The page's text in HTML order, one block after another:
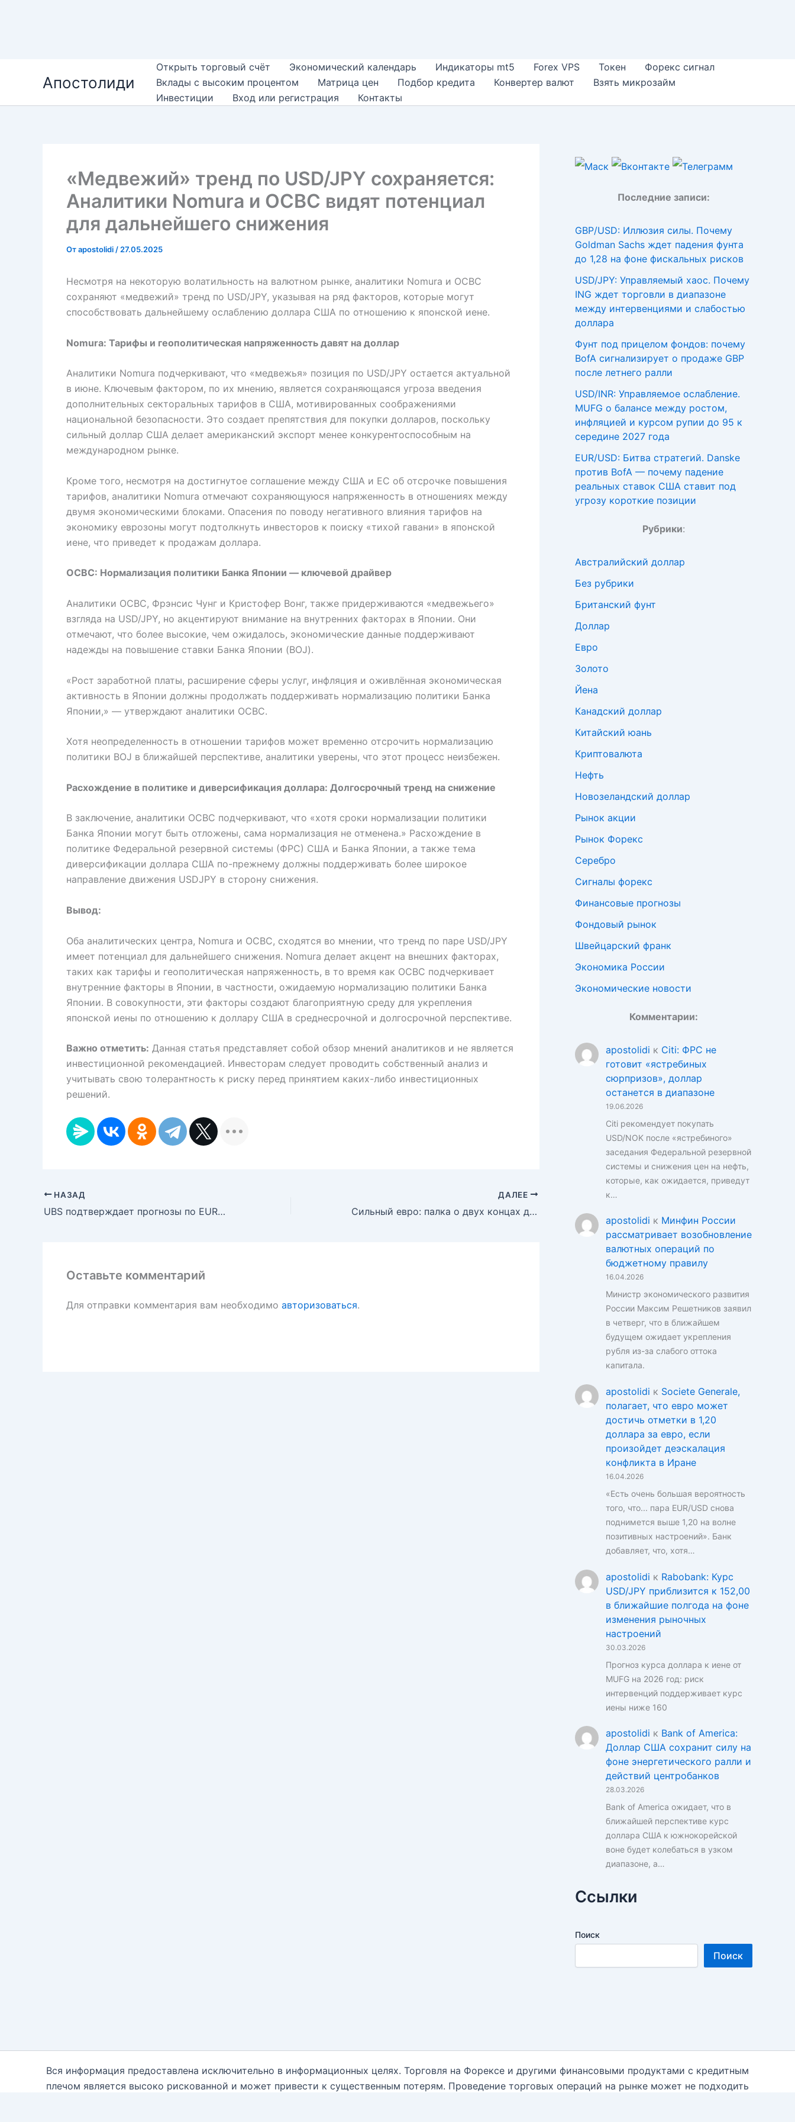
Апостолиди
Открыть торговый счёт Экономический календарь Индикаторы mt5 Forex VPS Токен
Форекс сигнал
Вклады с высоким процентом
Матрица цен Подбор кредита Конвертер валют
Взять микрозайм
Инвестиции
Вход или регистрация Контакты
«Медвежий» тренд по USD/JPY сохраняется:
Аналитики Nomura и OCBC видят потенциал
для дальнейшего снижения
Отapostolidi / 27.05.2025
Несмотря на некоторую волатильность на валютном рынке, аналитики Nomura и OCBC
сохраняют «медвежий» тренд по USD/JPY, указывая на ряд факторов, которые могут
способствовать дальнейшему ослаблению доллара США по отношению к японской иене.
Nomura: Тарифы и геополитическая напряженность давят на доллар
Аналитики Nomura подчеркивают, что «медвежья» позиция по USD/JPY остается актуальной
в июне. Ключевым фактором, по их мнению, является сохраняющаяся угроза введения
дополнительных секторальных тарифов в США, мотивированных соображениями
национальной безопасности. Это создает препятствия для покупки долларов, поскольку
сильный доллар США делает американский экспорт менее конкурентоспособным на
международном рынке.
Кроме того, несмотря на достигнутое соглашение между США и ЕС об отсрочке повышения
тарифов, аналитики Nomura отмечают сохраняющуюся напряженность в отношениях между
двумя экономическими блоками. Опасения по поводу негативного влияния тарифов на
экономику еврозоны могут подтолкнуть инвесторов к поиску «тихой гавани» в японской
иене, что приведет к продажам доллара.
OCBC: Нормализация политики Банка Японии — ключевой драйвер
Аналитики OCBC, Фрэнсис Чунг и Кристофер Вонг, также придерживаются «медвежьего»
взгляда на USD/JPY, но акцентируют внимание на внутренних факторах в Японии. Они
отмечают, что более высокие, чем ожидалось, экономические данные поддерживают
надежды на повышение ставки Банка Японии (BOJ).
«Рост заработной платы, расширение сферы услуг, инфляция и оживлённая экономическая
активность в Японии должны продолжать поддерживать нормализацию политики Банка
Японии,» — утверждают аналитики OCBC.
Хотя неопределенность в отношении тарифов может временно отсрочить нормализацию
политики BOJ в ближайшей перспективе, аналитики уверены, что этот процесс неизбежен.
Расхождение в политике и диверсификация доллара: Долгосрочный тренд на снижение
В заключение, аналитики OCBC подчеркивают, что «хотя сроки нормализации политики
Банка Японии могут быть отложены, сама нормализация не отменена.» Расхождение в
политике Федеральной резервной системы (ФРС) США и Банка Японии, а также тема
диверсификации доллара США по-прежнему должны поддерживать более широкое
направление движения USDJPY в сторону снижения.
Вывод:
Оба аналитических центра, Nomura и OCBC, сходятся во мнении, что тренд по паре USD/JPY
имеет потенциал для дальнейшего снижения. Nomura делает акцент на внешних факторах,
таких как тарифы и геополитическая напряженность, в то время как OCBC подчеркивает
внутренние факторы в Японии, в частности, ожидаемую нормализацию политики Банка
Японии. В совокупности, эти факторы создают благоприятную среду для укрепления
японской иены по отношению к доллару США в среднесрочной и долгосрочной перспективе.
Важно отметить: Данная статья представляет собой обзор мнений аналитиков и не является
инвестиционной рекомендацией. Инвесторам следует проводить собственный анализ и
учитывать свою толерантность к риску перед принятием каких-либо инвестиционных
решений.
НАЗАД
UBS подтверждает прогнозы по EURUSD и обновляет ожидания по GBPUSD, предвидя стабильность EURGBP
ДАЛЕЕ
Сильный евро: палка о двух концах для европейской экономики
Оставьте комментарий
Для отправки комментария вам необходимо авторизоваться.
Последние записи:
GBP/USD: Иллюзия силы. Почему
Goldman Sachs ждет падения фунта
до 1,28 на фоне фискальных рисков
USD/JPY: Управляемый хаос. Почему
ING ждет торговли в диапазоне
между интервенциями и слабостью
доллара
Фунт под прицелом фондов: почему
BofA сигнализирует о продаже GBP
после летнего ралли
USD/INR: Управляемое ослабление.
MUFG о балансе между ростом,
инфляцией и курсом рупии до 95 к
середине 2027 года
EUR/USD: Битва стратегий. Danske
против BofA — почему падение
реальных ставок США ставит под
угрозу короткие позиции
Рубрики:
Австралийский доллар
Без рубрики
Британский фунт
Доллар
Евро
Золото
Йена
Канадский доллар
Китайский юань
Криптовалюта
Нефть
Новозеландский доллар
Рынок акции
Рынок Форекс
Серебро
Сигналы форекс
Финансовые прогнозы
Фондовый рынок
Швейцарский франк
Экономика России
Экономические новости
Комментарии:
apostolidi к Citi: ФРС не
готовит «ястребиных
сюрпризов», доллар
останется в диапазоне
19.06.2026
Citi рекомендует покупать
USD/NOK после «ястребиного»
заседания Федеральной резервной
системы и снижения цен на нефть,
которые, как ожидается, приведут
к…
apostolidi к Минфин России
рассматривает возобновление
валютных операций по
бюджетному правилу
16.04.2026
Министр экономического развития
России Максим Решетников заявил
в четверг, что в ближайшем
будущем ожидает укрепления
рубля из-за слабого оттока
капитала.
apostolidi к Societe Generale,
полагает, что евро может
достичь отметки в 1,20
доллара за евро, если
произойдет деэскалация
конфликта в Иране
16.04.2026
«Есть очень большая вероятность
того, что... пара EUR/USD снова
поднимется выше 1,20 на волне
позитивных настроений». Банк
добавляет, что, хотя…
apostolidi к Rabobank: Курс
USD/JPY приблизится к 152,00
в ближайшие полгода на фоне
изменения рыночных
настроений
30.03.2026
Прогноз курса доллара к иене от
MUFG на 2026 год: риск
интервенций поддерживает курс
иены ниже 160
apostolidi к Bank of America:
Доллар США сохранит силу на
фоне энергетического ралли и
действий центробанков
28.03.2026
Bank of America ожидает, что в
ближайшей перспективе курс
доллара США к южнокорейской
воне будет колебаться в узком
диапазоне, а…
Ссылки
Поиск
Поиск
Вся информация предоставлена исключительно в информационных целях. Торговля на Форексе и другими финансовыми продуктами с кредитным
плечом является высоко рискованной и может привести к существенным потерям. Проведение торговых операций на рынке может не подходить